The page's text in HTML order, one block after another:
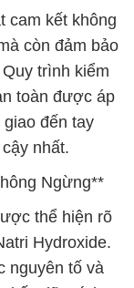
cam kết không
còn đảm bảo
trình kiểm
toàn được áp
đến tay
nhất.
Ngừng**
thể hiện rõ
Hydroxide.
nguyên tố và